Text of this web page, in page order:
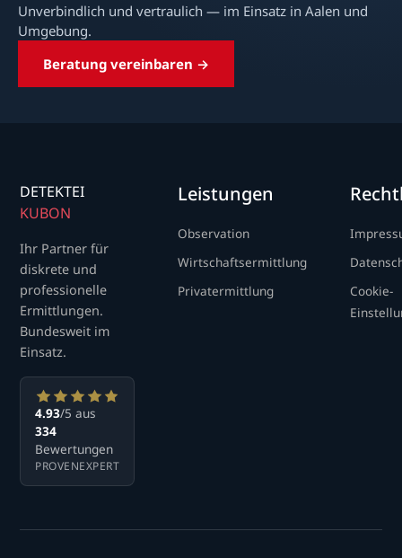
Unverbindlich und vertraulich — im Einsatz in Aalen und
Umgebung.
Beratung vereinbaren →
DETEKTEI
KUBON
Ihr Partner für
diskrete und
professionelle
Ermittlungen.
Bundesweit im
Einsatz.
4.93/5 aus
334
Bewertungen
PROVENEXPERT
Leistungen
Observation
Wirtschaftsermittlung
Privatermittlung
Cookie-